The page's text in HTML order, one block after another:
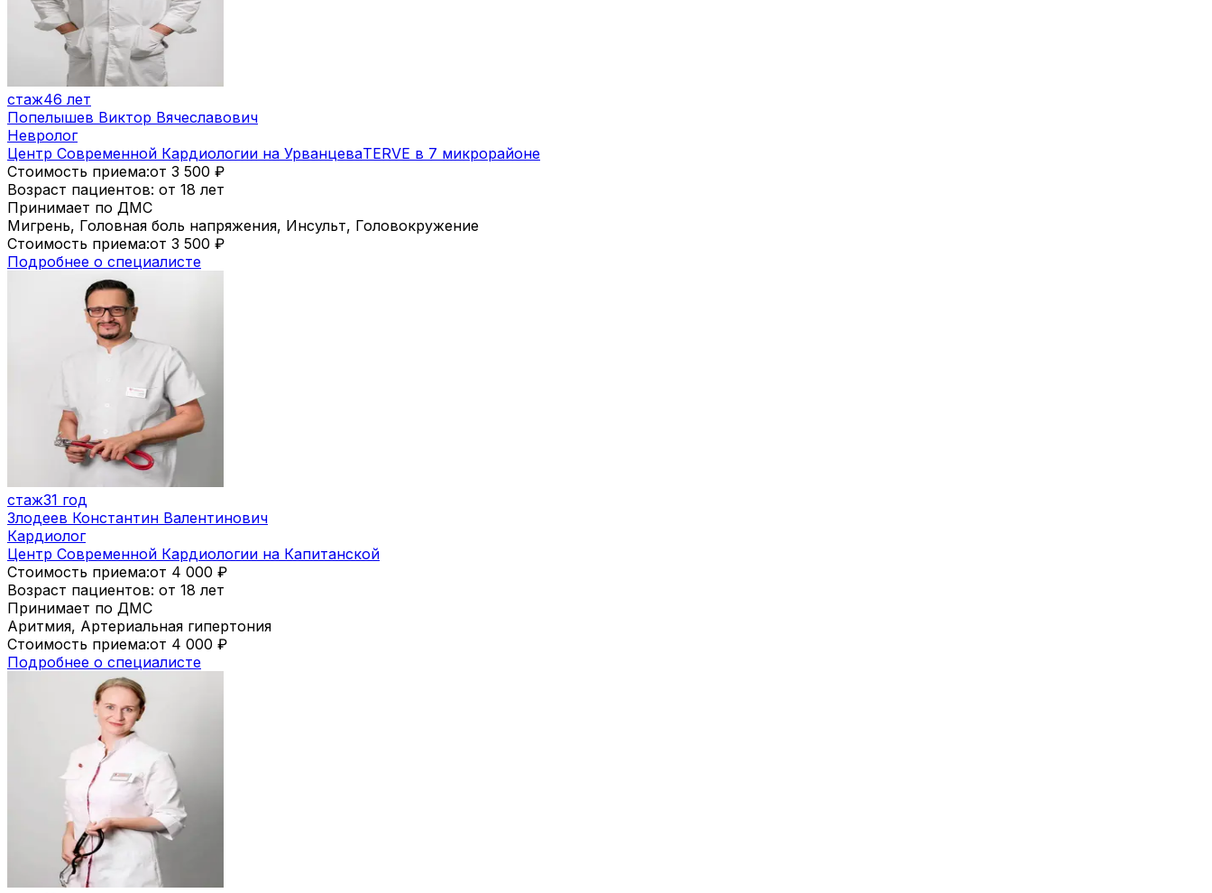
стаж46 лет
Попелышев Виктор Вячеславович
Невролог
Центр Современной Кардиологии на УрванцеваTERVE в 7 микрорайоне
Стоимость приема:от 3 500 ₽
Возраст пациентов: от 18 лет
Принимает по ДМС
Мигрень, Головная боль напряжения, Инсульт, Головокружение
Стоимость приема:от 3 500 ₽
Подробнее о специалисте
стаж31 год
Злодеев Константин Валентинович
Кардиолог
Центр Современной Кардиологии на Капитанской
Стоимость приема:от 4 000 ₽
Возраст пациентов: от 18 лет
Принимает по ДМС
Аритмия, Артериальная гипертония
Стоимость приема:от 4 000 ₽
Подробнее о специалисте